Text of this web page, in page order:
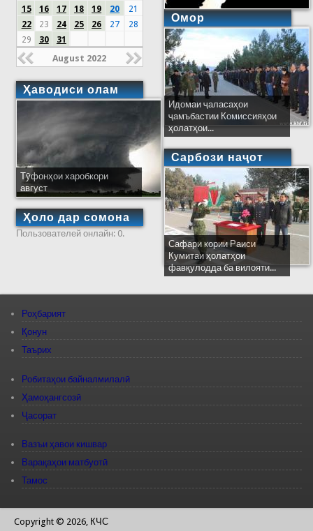
15
16 17 18 19 20
21
22
23 24 25 26 27
28
29
30 31
August 2022
Ҳаводиси олам
Тӯфонҳои харобкори
август
Ҳоло дар сомона
Пользователей онлайн: 0.
Омор
Идомаи ҷаласаҳои
ҷамъбастии Комиссияҳои
ҳолатҳои...
Сарбози наҷот
Сафари кории Раиси
Кумитаи ҳолатҳои
фавқулодда ба вилояти...
Роҳбарият
Қонун
Таърих
Робитаҳои байналмилалӣ
Ҳамоҳангсозӣ
Ҷасорат
Вазъи ҳавои кишвар
Варақаҳои матбуотӣ
Тамос
Copyright © 2026, КЧС